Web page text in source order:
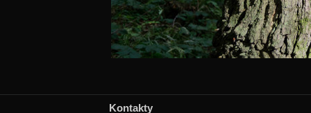
Kontakty